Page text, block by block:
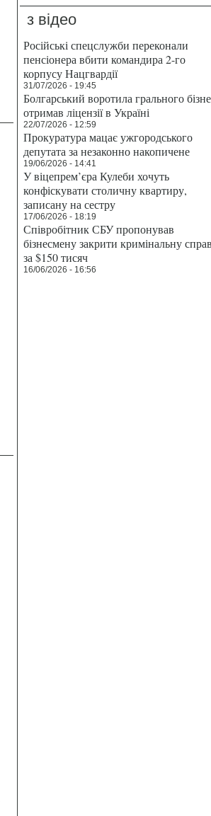
з відео
Російські спецслужби переконали
пенсіонера вбити командира 2-го
корпусу Нацгвардії
31/07/2026 - 19:45
Болгарський воротила грального
отримав ліцензії в Україні
22/07/2026 - 12:59
Прокуратура мацає ужгородського
депутата за незаконно накопичене
19/06/2026 - 14:41
У віцепрем’єра Кулеби хочуть
конфіскувати столичну квартиру,
записану на сестру
17/06/2026 - 18:19
Співробітник СБУ пропонував
бізнесмену закрити кримінальну
за $150 тисяч
16/06/2026 - 16:56